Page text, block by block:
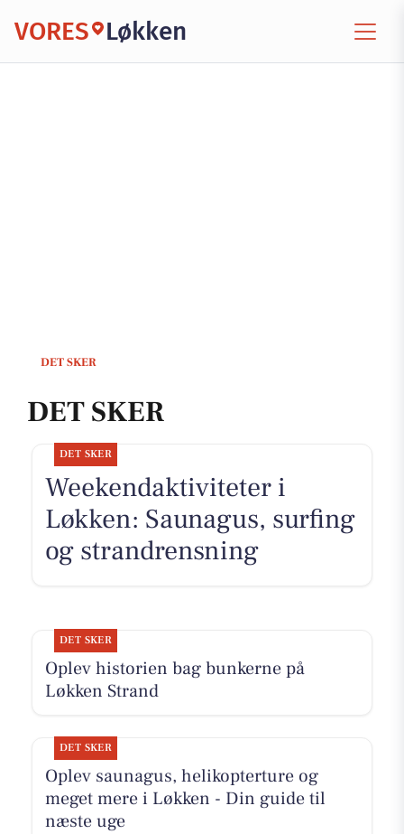
VORES Løkken
DET SKER
DET SKER
DET SKER
Weekendaktiviteter i
Løkken: Saunagus, surfing
og strandrensning
DET SKER
Oplev historien bag bunkerne på
Løkken Strand
DET SKER
Oplev saunagus, helikopterture og
meget mere i Løkken - Din guide til
næste uge